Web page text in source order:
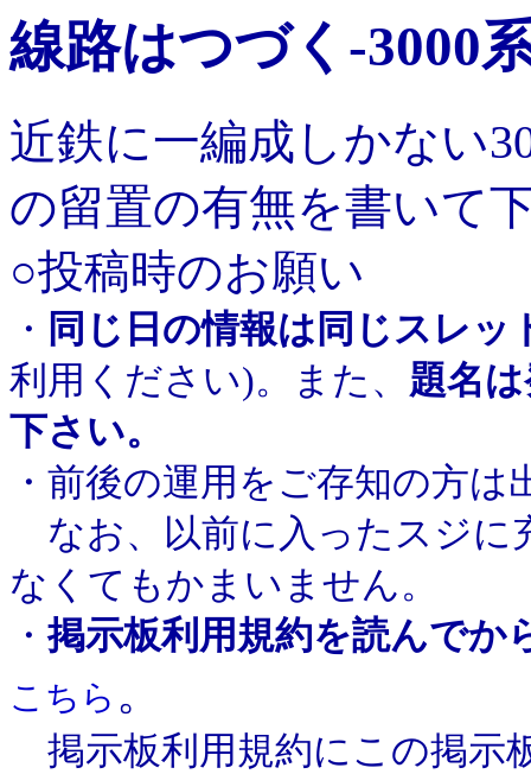
線路はつづく-3000
近鉄に一編成しかない
の留置の有無を書いて
○投稿時のお願い
・ 同じ日の情報は同じスレ
利用ください)。また、 題名
下さい。
・前後の運用をご存知の方
なお、以前に入ったスジに
なくてもかまいません。
・掲示板利用規約を読んでか
こちら 。
掲示板利用規約にこの掲示